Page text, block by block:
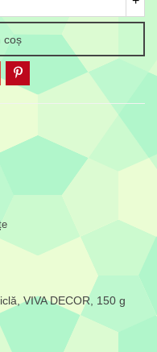
coș
VIVA DECOR, 150 g